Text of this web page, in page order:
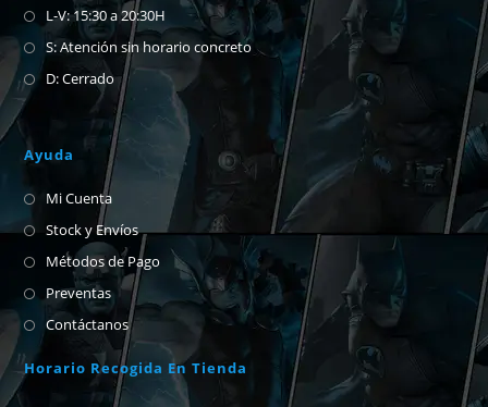
L-V: 15:30 a 20:30H
S: Atención sin horario concreto
D: Cerrado
Ayuda
Mi Cuenta
Stock y Envíos
Métodos de Pago
Preventas
Contáctanos
Horario Recogida En Tienda